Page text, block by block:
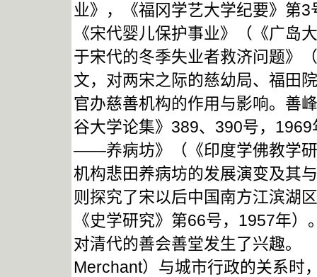
业》，《福冈学艺大学纪要》第
《宋代婴儿保护事业》（《广岛
于宋代的冬季失业者救济问题》
文，对两宋之际的慈幼局、福田
官办慈善机构的作用与影响。善
谷大学论集》389、390号，
——养病坊》（《印度学佛教学
机构悲田养病坊的发展演变及其
则探究了宋以后中国南方江滨湖
《史学研究》第66号，1957年
对清代的善会善堂发生了兴趣。
Merchant）与城市行政的关系时